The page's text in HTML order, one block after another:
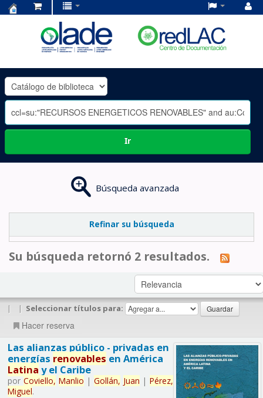
OLADE
-
Ir
Búsqueda avanzada
Refinar su búsqueda
Su búsqueda retornó 2 resultados.
| | Seleccionar títulos para:
Hacer reserva
Las alianzas público - privadas en
energías renovables en América
Latina y el Caribe
por Coviello, Manlio | Gollán, Juan | Pérez,
Miguel.